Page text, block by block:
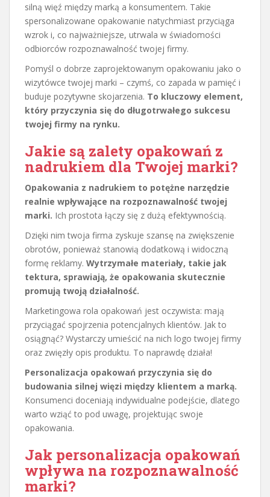
silną więź między marką a konsumentem. Takie
spersonalizowane opakowanie natychmiast przyciąga
wzrok i, co najważniejsze, utrwala w świadomości
odbiorców rozpoznawalność twojej firmy.
Pomyśl o dobrze zaprojektowanym opakowaniu jako o
wizytówce twojej marki – czymś, co zapada w pamięć i
buduje pozytywne skojarzenia. To kluczowy element,
który przyczynia się do długotrwałego sukcesu
twojej firmy na rynku.
Jakie są zalety opakowań z
nadrukiem dla Twojej marki?
Opakowania z nadrukiem to potężne narzędzie
realnie wpływające na rozpoznawalność twojej
marki. Ich prostota łączy się z dużą efektywnością.
Dzięki nim twoja firma zyskuje szansę na zwiększenie
obrotów, ponieważ stanowią dodatkową i widoczną
formę reklamy. Wytrzymałe materiały, takie jak
tektura, sprawiają, że opakowania skutecznie
promują twoją działalność.
Marketingowa rola opakowań jest oczywista: mają
przyciągać spojrzenia potencjalnych klientów. Jak to
osiągnąć? Wystarczy umieścić na nich logo twojej firmy
oraz zwięzły opis produktu. To naprawdę działa!
Personalizacja opakowań przyczynia się do
budowania silnej więzi między klientem a marką.
Konsumenci doceniają indywidualne podejście, dlatego
warto wziąć to pod uwagę, projektując swoje
opakowania.
Jak personalizacja opakowań
wpływa na rozpoznawalność
marki?